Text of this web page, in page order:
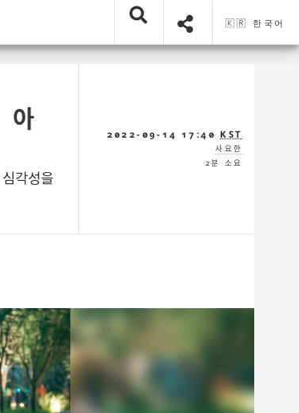
🇰🇷 한국어
각성을
2022-09-14 17:40 KST
사요한
2분 소요